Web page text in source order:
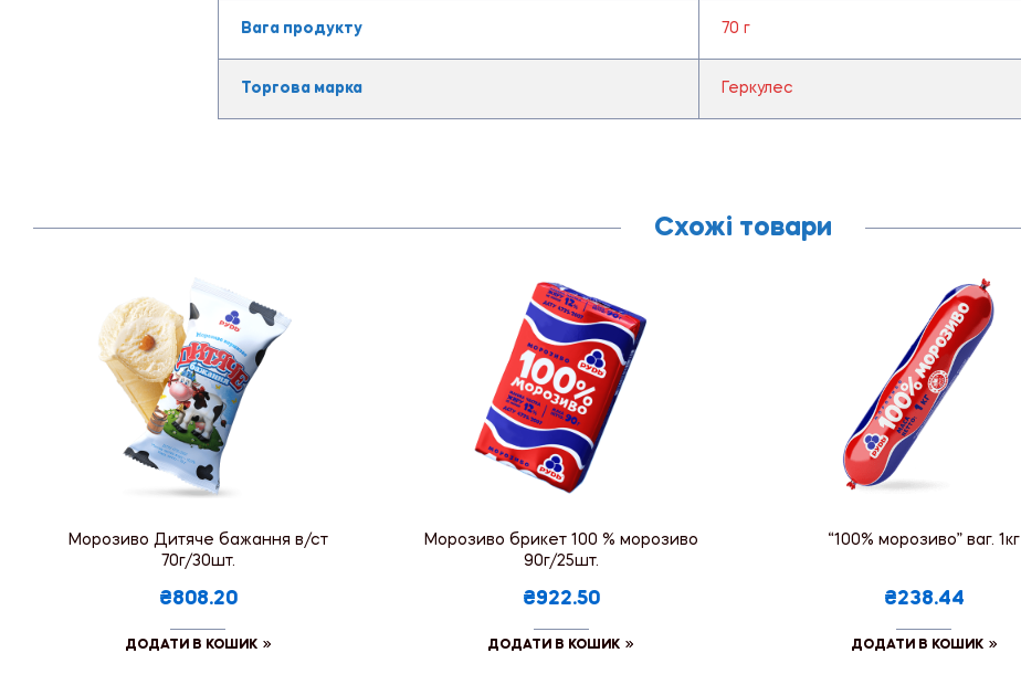
Вага продукту 70 г
Торгова марка Геркулес
Схожі товари
Морозиво Дитяче бажання в/ст
70г/30шт.
₴808.20
ДОДАТИ В КОШИК
Морозиво брикет 100 % морозиво
90г/25шт.
₴922.50
ДОДАТИ В КОШИК
“100% морозиво” ваг. 1кг
₴238.44
ДОДАТИ В КОШИК